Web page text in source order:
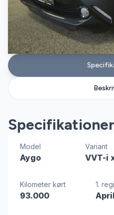
Specifikationer
Model
Aygo
Variant
VVT-i
Kilometer kørt
93.000
1.